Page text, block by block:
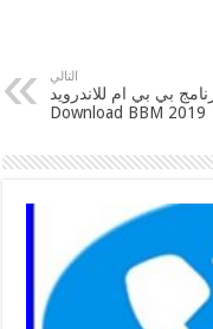
التالي
بي بي ام للاندرويد
2019 Download BBM